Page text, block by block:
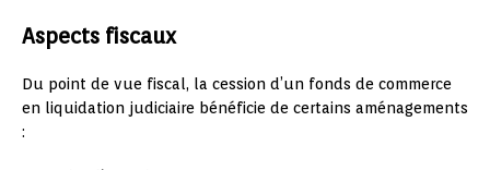
Aspects fiscaux
Du point de vue fiscal, la cession d’un fonds de commerce
en liquidation judiciaire bénéficie de certains aménagements
: